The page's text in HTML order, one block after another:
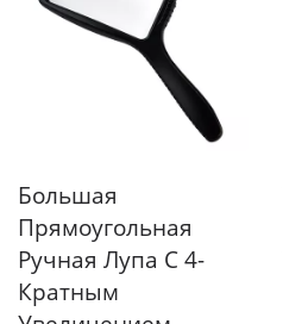
Большая
Прямоугольная
Ручная Лупа С 4-
Кратным